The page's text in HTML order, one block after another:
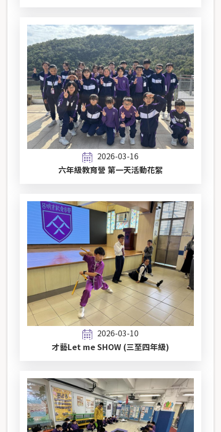
2026-03-16
六年級教育營 第一天活動花絮
2026-03-10
才藝Let me SHOW (三至四年級)